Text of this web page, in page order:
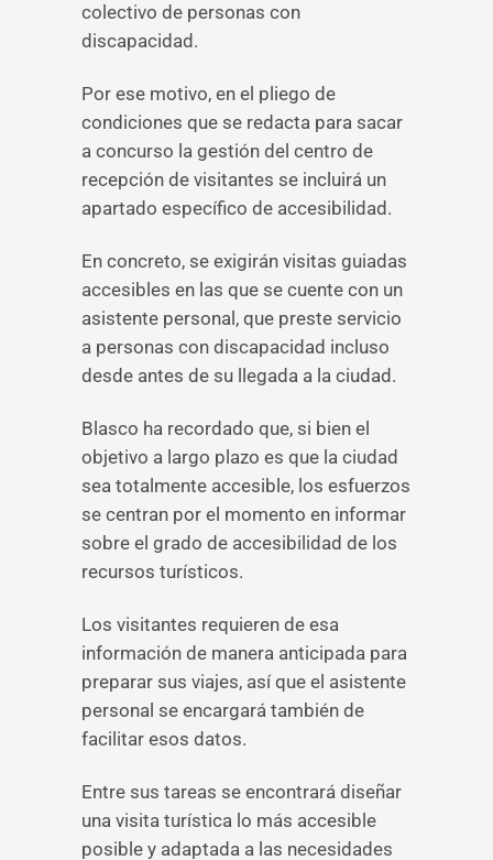
colectivo de personas con
discapacidad.
Por ese motivo, en el pliego de
condiciones que se redacta para sacar
a concurso la gestión del centro de
recepción de visitantes se incluirá un
apartado específico de accesibilidad.
En concreto, se exigirán visitas guiadas
accesibles en las que se cuente con un
asistente personal, que preste servicio
a personas con discapacidad incluso
desde antes de su llegada a la ciudad.
Blasco ha recordado que, si bien el
objetivo a largo plazo es que la ciudad
sea totalmente accesible, los esfuerzos
se centran por el momento en informar
sobre el grado de accesibilidad de los
recursos turísticos.
Los visitantes requieren de esa
información de manera anticipada para
preparar sus viajes, así que el asistente
personal se encargará también de
facilitar esos datos.
Entre sus tareas se encontrará diseñar
una visita turística lo más accesible
posible y adaptada a las necesidades